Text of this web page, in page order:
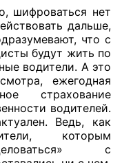
шифроваться нет
дальше,
что с
будут жить по
водители. А это
ежегодная
страхование
водителей.
Ведь, как
которым
с